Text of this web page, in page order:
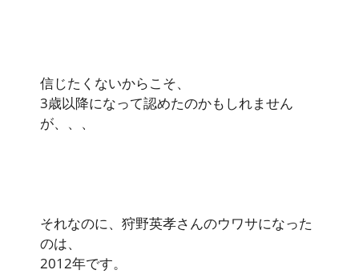
信じたくないからこそ、
3歳以降になって認めたのかもしれません
が、、、
それなのに、狩野英孝さんのウワサになった
のは、
2012年です。